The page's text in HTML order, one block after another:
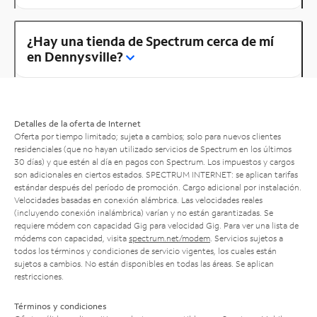
¿Hay una tienda de Spectrum cerca de mí
en Dennysville?
Detalles de la oferta de Internet
Oferta por tiempo limitado; sujeta a cambios; solo para nuevos clientes
residenciales (que no hayan utilizado servicios de Spectrum en los últimos
30 días) y que estén al día en pagos con Spectrum. Los impuestos y cargos
son adicionales en ciertos estados. SPECTRUM INTERNET: se aplican tarifas
estándar después del período de promoción. Cargo adicional por instalación.
Velocidades basadas en conexión alámbrica. Las velocidades reales
(incluyendo conexión inalámbrica) varían y no están garantizadas. Se
requiere módem con capacidad Gig para velocidad Gig. Para ver una lista de
módems con capacidad, visita spectrum.net/modem . Servicios sujetos a
todos los términos y condiciones de servicio vigentes, los cuales están
sujetos a cambios. No están disponibles en todas las áreas. Se aplican
restricciones.
Términos y condiciones